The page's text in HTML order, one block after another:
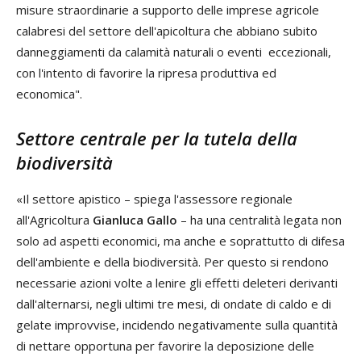
misure straordinarie a supporto delle imprese agricole
calabresi del settore dell'apicoltura che abbiano subito
danneggiamenti da calamità naturali o eventi eccezionali,
con l'intento di favorire la ripresa produttiva ed
economica".
Settore centrale per la tutela della
biodiversità
«Il settore apistico – spiega l'assessore regionale
all'Agricoltura Gianluca Gallo – ha una centralità legata non
solo ad aspetti economici, ma anche e soprattutto di difesa
dell'ambiente e della biodiversità. Per questo si rendono
necessarie azioni volte a lenire gli effetti deleteri derivanti
dall'alternarsi, negli ultimi tre mesi, di ondate di caldo e di
gelate improvvise, incidendo negativamente sulla quantità
di nettare opportuna per favorire la deposizione delle